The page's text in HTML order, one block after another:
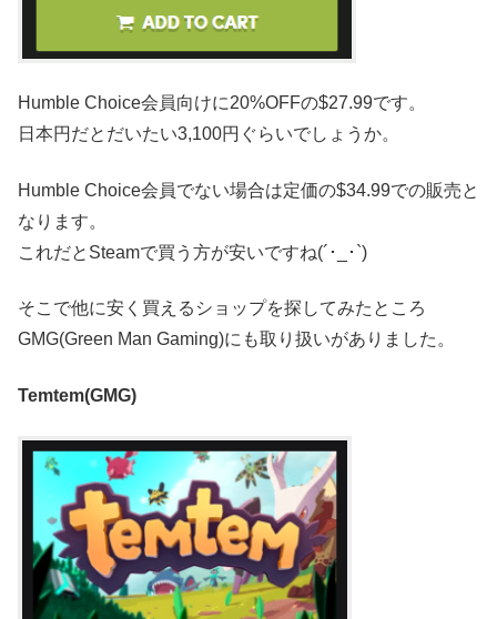
Humble Choice会員向けに20%OFFの$27.99です。
日本円だとだいたい3,100円ぐらいでしょうか。
Humble Choice会員でない場合は定価の$34.99での販売と
なります。
これだとSteamで買う方が安いですね(´･_･`)
そこで他に安く買えるショップを探してみたところ
GMG(Green Man Gaming)にも取り扱いがありました。
Temtem(GMG)